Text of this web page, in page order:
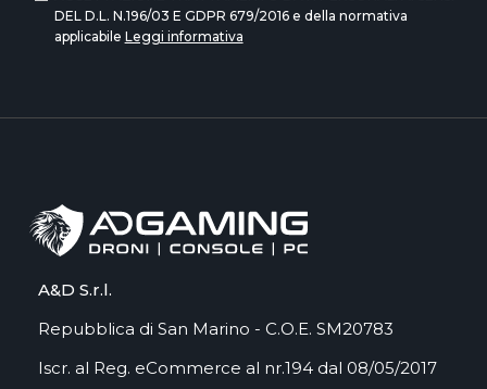
DEL D.L. N.196/03 E GDPR 679/2016 e della normativa
applicabile Leggi informativa
A&D S.r.l.
Repubblica di San Marino - C.O.E. SM20783
Iscr. al Reg. eCommerce al nr.194 dal 08/05/2017